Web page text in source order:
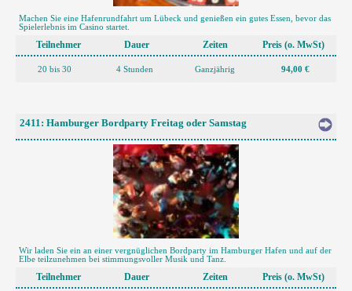
Machen Sie eine Hafenrundfahrt um Lübeck und genießen ein gutes Essen, bevor das
Spielerlebnis im Casino startet.
Teilnehmer Dauer Zeiten Preis (o. MwSt)
20 bis 30 4 Stunden Ganzjährig 94,00 €
2411: Hamburger Bordparty Freitag oder Samstag
Wir laden Sie ein an einer vergnüglichen Bordparty im Hamburger Hafen und auf der
Elbe teilzunehmen bei stimmungsvoller Musik und Tanz.
Teilnehmer Dauer Zeiten Preis (o. MwSt)